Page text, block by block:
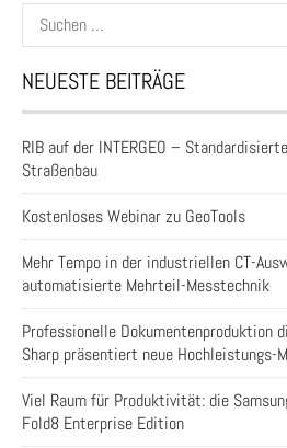
Suchen
nach:
NEUESTE BEITRÄGE
RIB auf der INTERGEO –
Straßenbau
Kostenloses Webinar zu GeoTools
Mehr Tempo in der industriellen CT-
automatisierte Mehrteil-Messtechnik
Professionelle Dokumentenproduktion
Sharp präsentiert neue Hochleistungs-
Viel Raum für Produktivität: die
Fold8 Enterprise Edition